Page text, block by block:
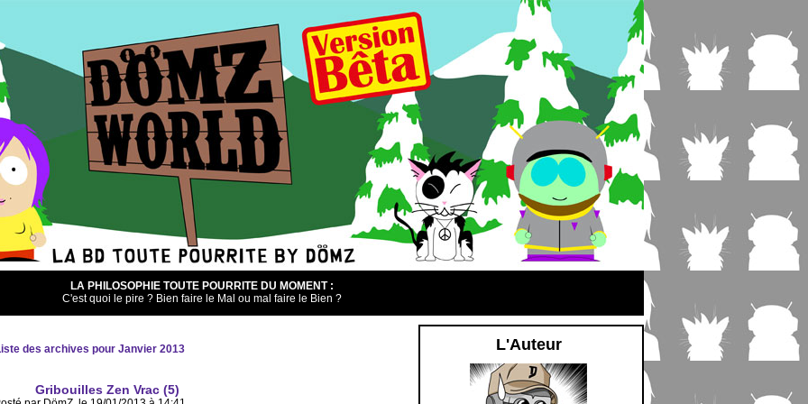
LA PHILOSOPHIE TOUTE POURRITE DU MOMENT :
C'est quoi le pire ? Bien faire le Mal ou mal faire le Bien ?
des archives pour Janvier 2013
Gribouilles Zen Vrac (5)
L'Auteur